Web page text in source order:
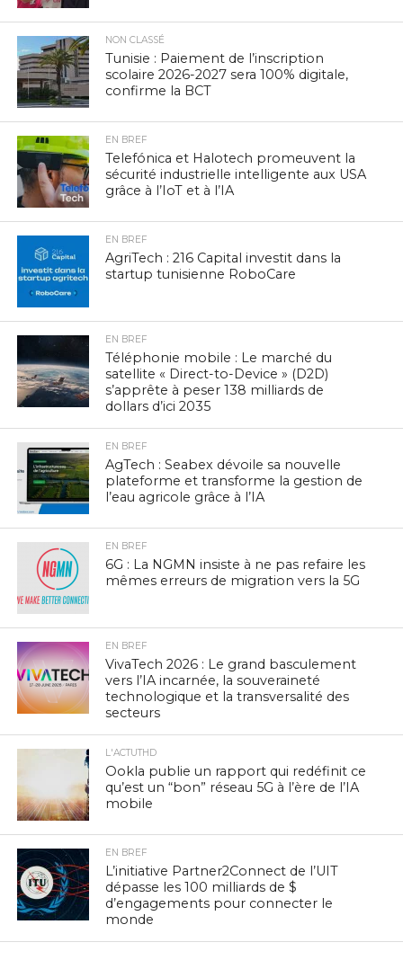
NON CLASSÉ
Tunisie : Paiement de l’inscription
scolaire 2026-2027 sera 100% digitale,
confirme la BCT
EN BREF
Telefónica et Halotech promeuvent la
sécurité industrielle intelligente aux USA
grâce à l’IoT et à l’IA
EN BREF
AgriTech : 216 Capital investit dans la
startup tunisienne RoboCare
EN BREF
Téléphonie mobile : Le marché du
satellite « Direct-to-Device » (D2D)
s’apprête à peser 138 milliards de
dollars d’ici 2035
EN BREF
AgTech : Seabex dévoile sa nouvelle
plateforme et transforme la gestion de
l’eau agricole grâce à l’IA
EN BREF
6G : La NGMN insiste à ne pas refaire les
mêmes erreurs de migration vers la 5G
EN BREF
VivaTech 2026 : Le grand basculement
vers l’IA incarnée, la souveraineté
technologique et la transversalité des
secteurs
L'ACTUTHD
Ookla publie un rapport qui redéfinit ce
qu’est un “bon” réseau 5G à l’ère de l’IA
mobile
EN BREF
L’initiative Partner2Connect de l’UIT
dépasse les 100 milliards de $
d’engagements pour connecter le
monde